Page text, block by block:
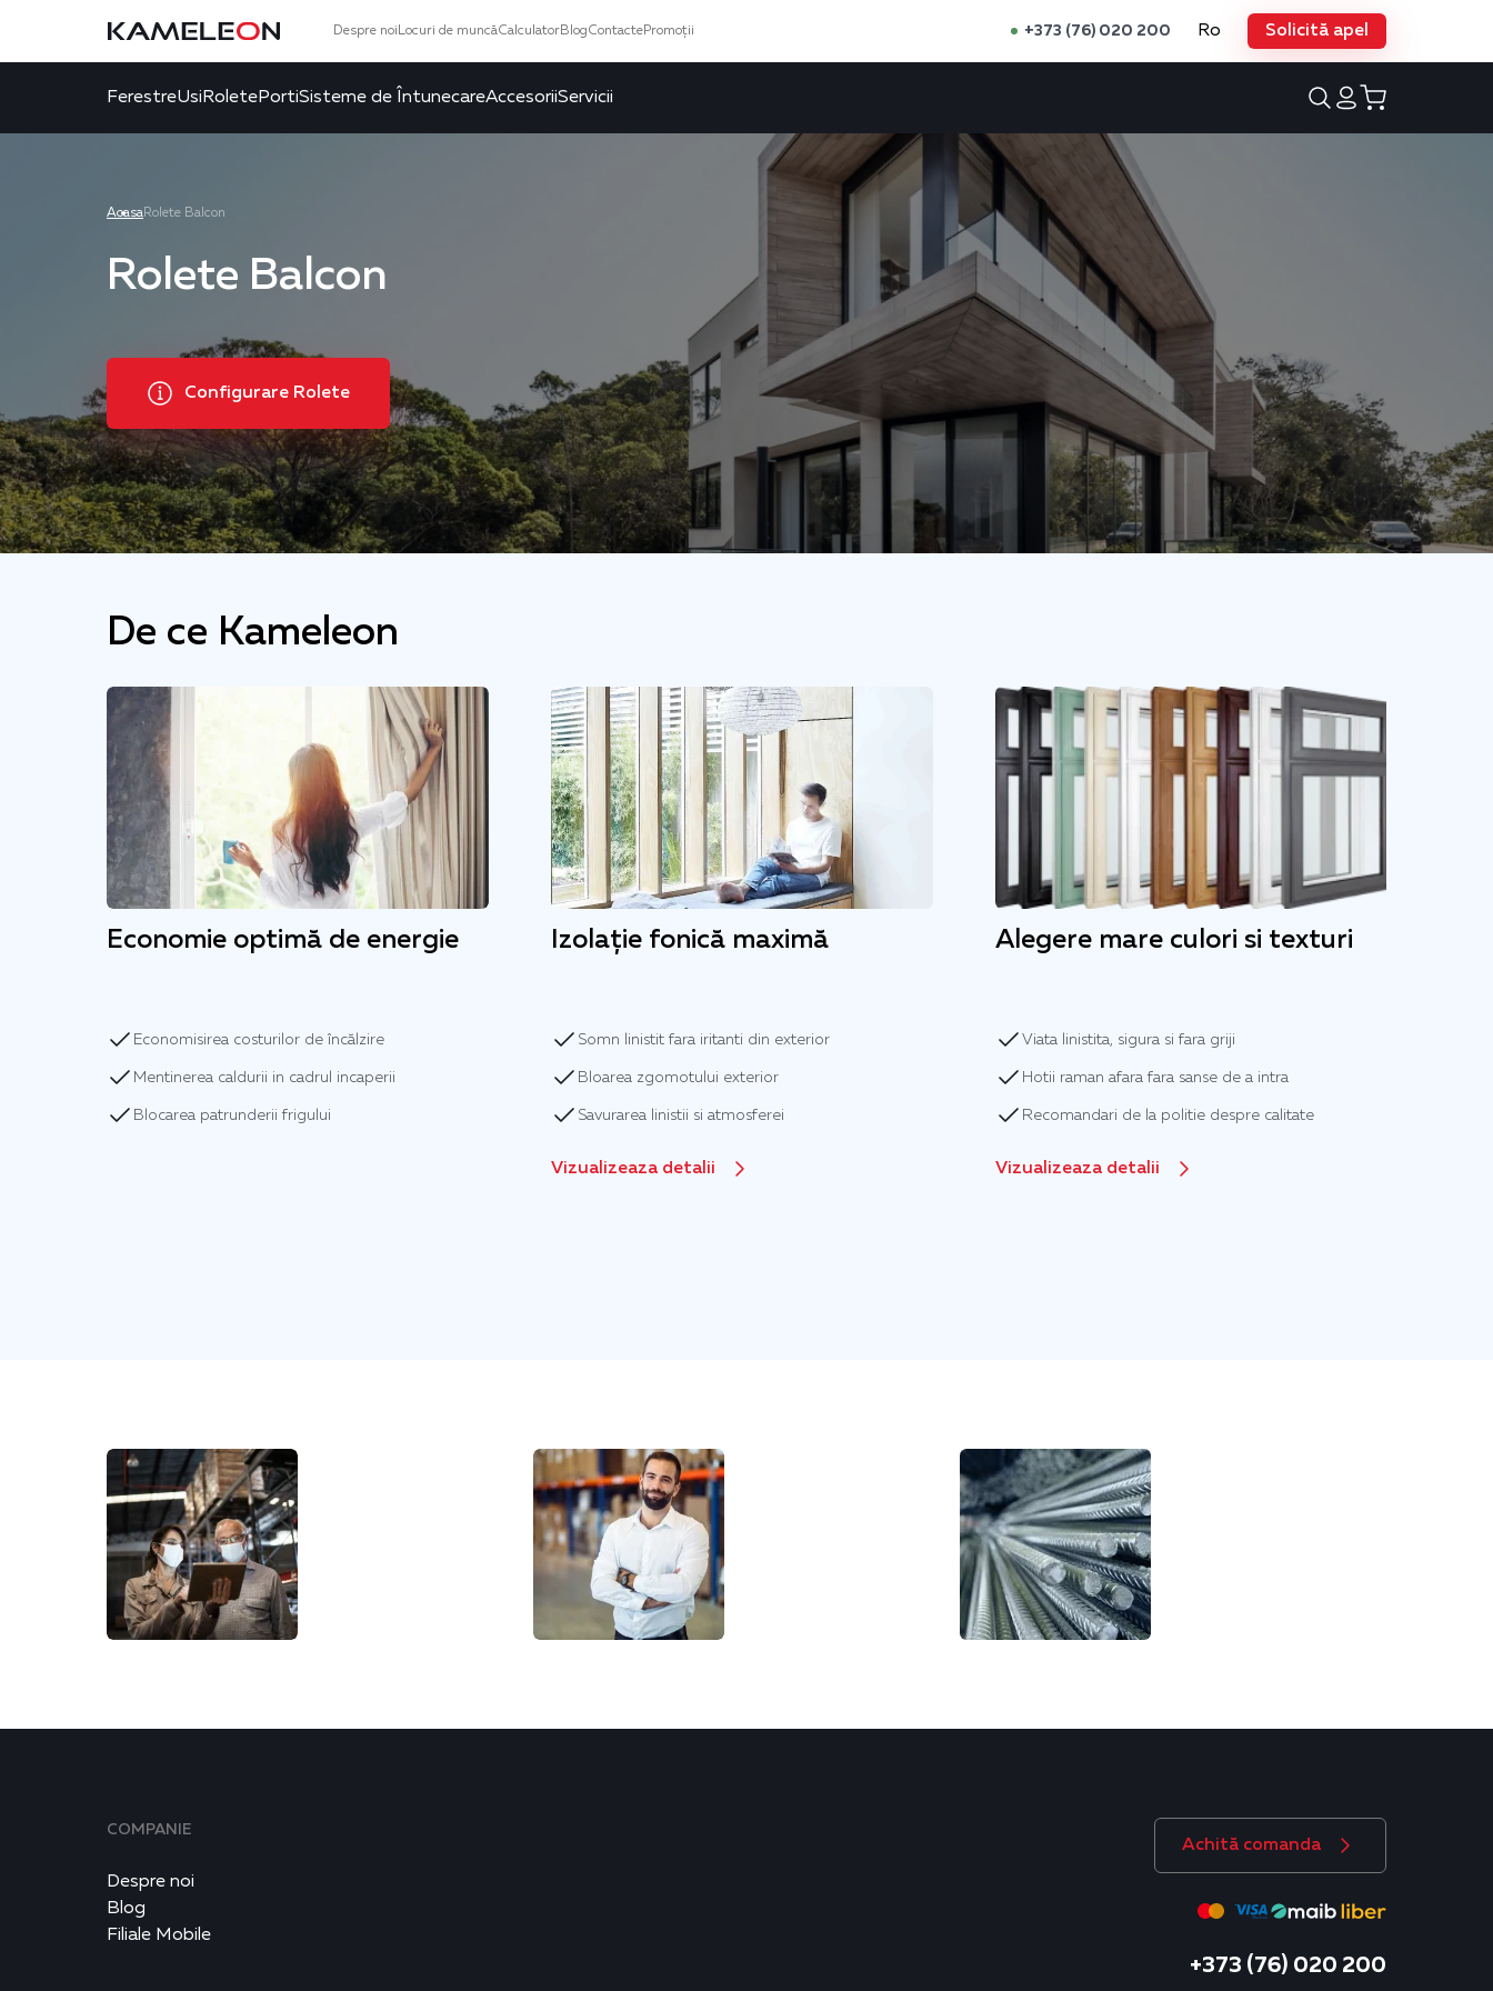
Despre noi Locuri de muncăCalculatorBlogContactePromoții +373 (76) 020 200 Ro Solicită apel
FerestreUsi RoletePortiSisteme de ÎntunecareAccesoriiServicii
AcasaRolete Balcon
Rolete Balcon
Configurare Rolete
De ce Kameleon
Economie optimă de energie
Economisirea costurilor de încălzire
Mentinerea caldurii in cadrul incaperii
Blocarea patrunderii frigului
Izolație fonică maximă
Somn linistit fara iritanti din exterior
Bloarea zgomotului exterior
Savurarea linistii si atmosferei
Vizualizeaza detalii
Alegere mare culori si texturi
Viata linistita, sigura si fara griji
Hotii raman afara fara sanse de a intra
Recomandari de la politie despre calitate
Vizualizeaza detalii
COMPANIE
Despre noi
Blog
Filiale Mobile
Achită comanda
+373 (76) 020 200